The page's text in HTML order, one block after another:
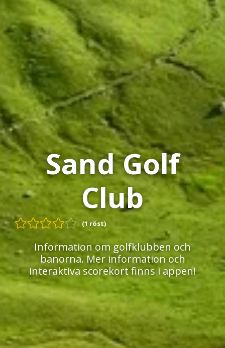
Sand Golf
Club
(1 röst)
Information om golfklubben och
banorna. Mer information och
interaktiva scorekort finns i appen!